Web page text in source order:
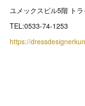
ユメックスビル5階 ト
TEL:0533-74-1253
https://